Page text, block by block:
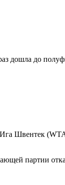
дошла до
Ига Швентек
партии